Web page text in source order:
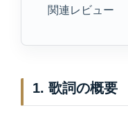
関連レビュー
1. 歌詞の概要